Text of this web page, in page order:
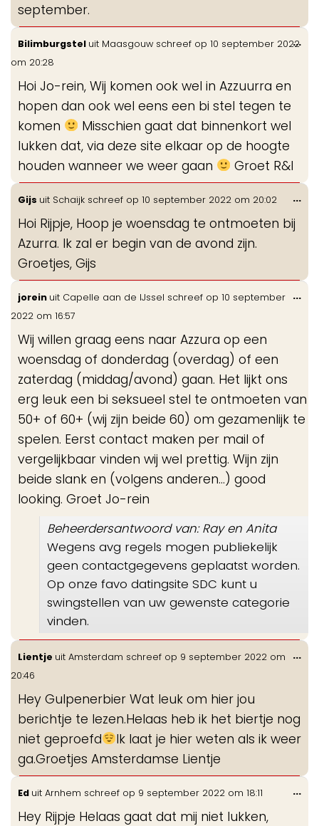
september.
Bilimburgstel uit Maasgouw schreef op 10 september 2022
om 20:28
Hoi Jo-rein, Wij komen ook wel in Azzuurra en
hopen dan ook wel eens een bi stel tegen te
komen
Misschien gaat dat binnenkort wel
lukken dat, via deze site elkaar op de hoogte
houden wanneer we weer gaan
Groet R&I
...
Gijs uit Schaijk schreef op 10 september 2022 om 20:02
Hoi Rijpje, Hoop je woensdag te ontmoeten bij
Azurra. Ik zal er begin van de avond zijn.
Groetjes, Gijs
...
jorein uit Capelle aan de IJssel schreef op 10 september
2022 om 16:57
Wij willen graag eens naar Azzura op een
woensdag of donderdag (overdag) of een
zaterdag (middag/avond) gaan. Het lijkt ons
erg leuk een bi seksueel stel te ontmoeten van
50+ of 60+ (wij zijn beide 60) om gezamenlijk te
spelen. Eerst contact maken per mail of
vergelijkbaar vinden wij wel prettig. Wijn zijn
beide slank en (volgens anderen...) good
looking. Groet Jo-rein
Beheerdersantwoord van: Ray en Anita
Wegens avg regels mogen publiekelijk
geen contactgegevens geplaatst worden.
Op onze favo datingsite SDC kunt u
swingstellen van uw gewenste categorie
vinden.
...
Lientje uit Amsterdam schreef op 9 september 2022 om
20:46
Hey Gulpenerbier Wat leuk om hier jou
berichtje te lezen.Helaas heb ik het biertje nog
niet geproefd
Ik laat je hier weten als ik weer
ga.Groetjes Amsterdamse Lientje
...
Ed uit Arnhem schreef op 9 september 2022 om 18:11
Hey Rijpje Helaas gaat dat mij niet lukken,
...